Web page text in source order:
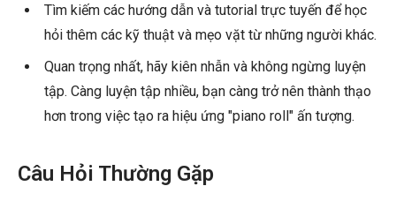
Tìm kiếm các hướng dẫn và tutorial trực tuyến để học
hỏi thêm các kỹ thuật và mẹo vặt từ những người khác.
Quan trọng nhất, hãy kiên nhẫn và không ngừng luyện
tập. Càng luyện tập nhiều, bạn càng trở nên thành thạo
hơn trong việc tạo ra hiệu ứng "piano roll" ấn tượng.
Câu Hỏi Thường Gặp